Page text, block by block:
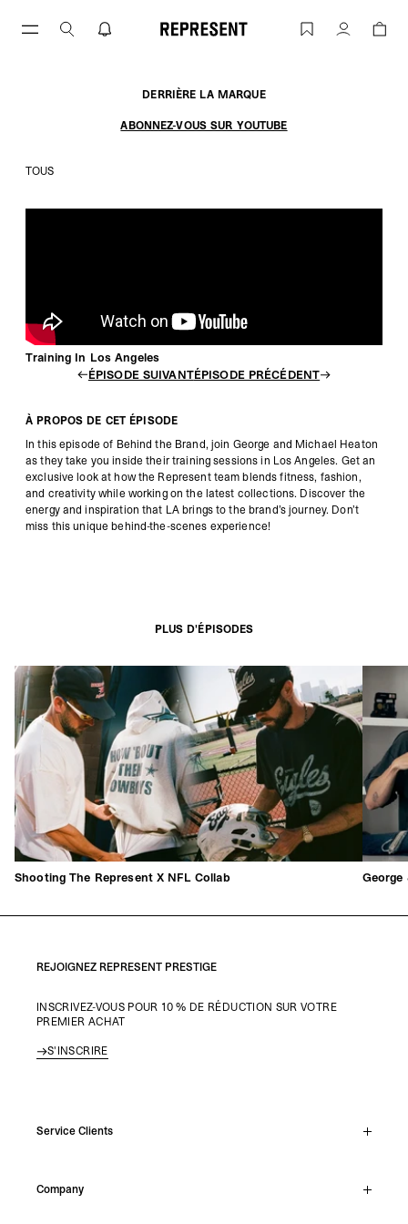
Training In Los Angeles | REPRESENT
Compte
DERRIÈRE LA MARQUE
ABONNEZ-VOUS SUR YOUTUBE
TOUS
Training In Los Angeles
ÉPISODE SUIVANTÉPISODE PRÉCÉDENT
À PROPOS DE CET ÉPISODE
In this episode of Behind the Brand, join George and Michael Heaton
as they take you inside their training sessions in Los Angeles. Get an
exclusive look at how the Represent team blends fitness, fashion,
and creativity while working on the latest collections. Discover the
energy and inspiration that LA brings to the brand’s journey. Don’t
miss this unique behind-the-scenes experience!
PLUS D'ÉPISODES
Shooting The Represent X NFL Collab
REJOIGNEZ REPRESENT PRESTIGE
INSCRIVEZ-VOUS POUR 10 % DE RÉDUCTION SUR VOTRE
PREMIER ACHAT
S'INSCRIRE
Service Clients
Support Hub
Company